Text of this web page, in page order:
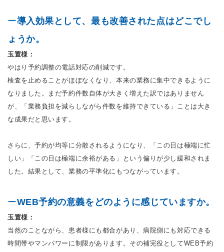
ー導入効果として、最も改善された点はどこでし
ょうか。
玉置様：
やはり予約調整の電話対応の削減です。
検査を止めることがほぼなくなり、本来の業務に集中できるように
なりました。まだ予約件数自体が大きく増えた訳ではありません
が、「業務負担を減らしながら件数を維持できている」ことは大き
な成果だと思います。
さらに、予約が均等に分散されるようになり、「この日は極端に忙
しい」「この日は極端に余裕がある」という偏りが少し緩和されま
した。結果として、業務の平準化にもつながっています。
ーWEB予約の意義をどのように感じていますか。
玉置様：
当然のことながら、患者様にも都合があり、病院側にも対応できる
時間帯やマンパワーに制限があります。その補完役としてWEB予約